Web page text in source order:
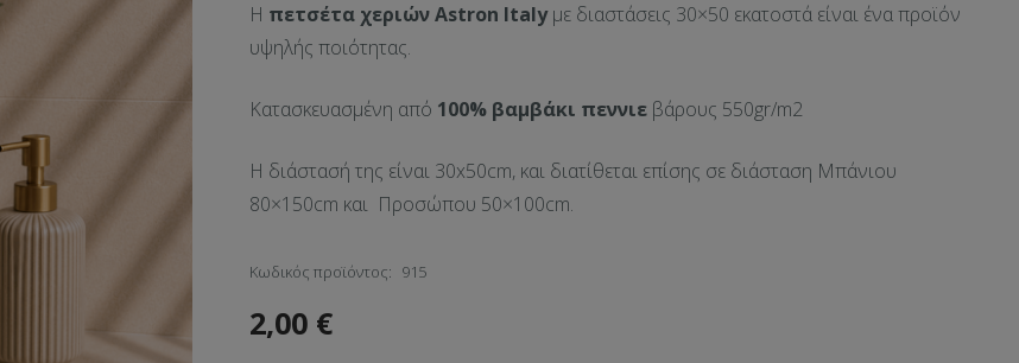
Η πετσέτα χεριών Αstron Italyμε διαστάσεις 30×50 εκατοστά είναι ένα προϊόν
υψηλής ποιότητας.
Κατασκευασμένη από 100% βαμβάκι πεννιε βάρους 550gr/m2
Η διάστασή της είναι 30x50cm, και διατίθεται επίσης σε διάσταση Μπάνιου
80×150cm και Προσώπου 50×100cm.
Κωδικός προϊόντος: 915
2,00 €